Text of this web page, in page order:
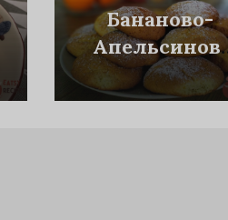
Бананово-
Апельсинові
Пряники